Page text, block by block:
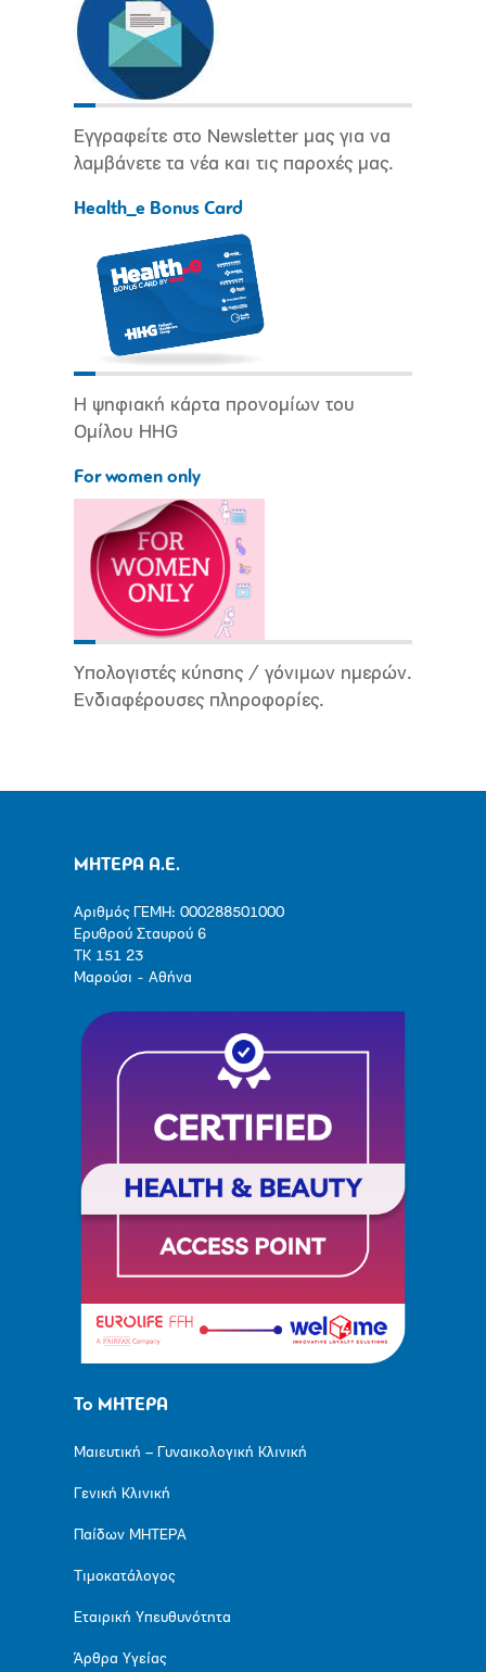
Εγγραφείτε στο Newsletter μας για να
λαμβάνετε τα νέα και τις παροχές μας.
Health_e Bonus Card
Η ψηφιακή κάρτα προνομίων του
Ομίλου HHG
For women only
Υπολογιστές κύησης / γόνιμων ημερών.
Ενδιαφέρουσες πληροφορίες.
ΜΗΤΕΡΑ Α.Ε.
Αριθμός ΓΕΜΗ: 000288501000
Ερυθρού Σταυρού 6
ΤΚ 151 23
Μαρούσι - Αθήνα
Το ΜΗΤΕΡΑ
Μαιευτική – Γυναικολογική Κλινική
Γενική Κλινική
Παίδων ΜΗΤΕΡΑ
Τιμοκατάλογος
Εταιρική Υπευθυνότητα
Άρθρα Υγείας